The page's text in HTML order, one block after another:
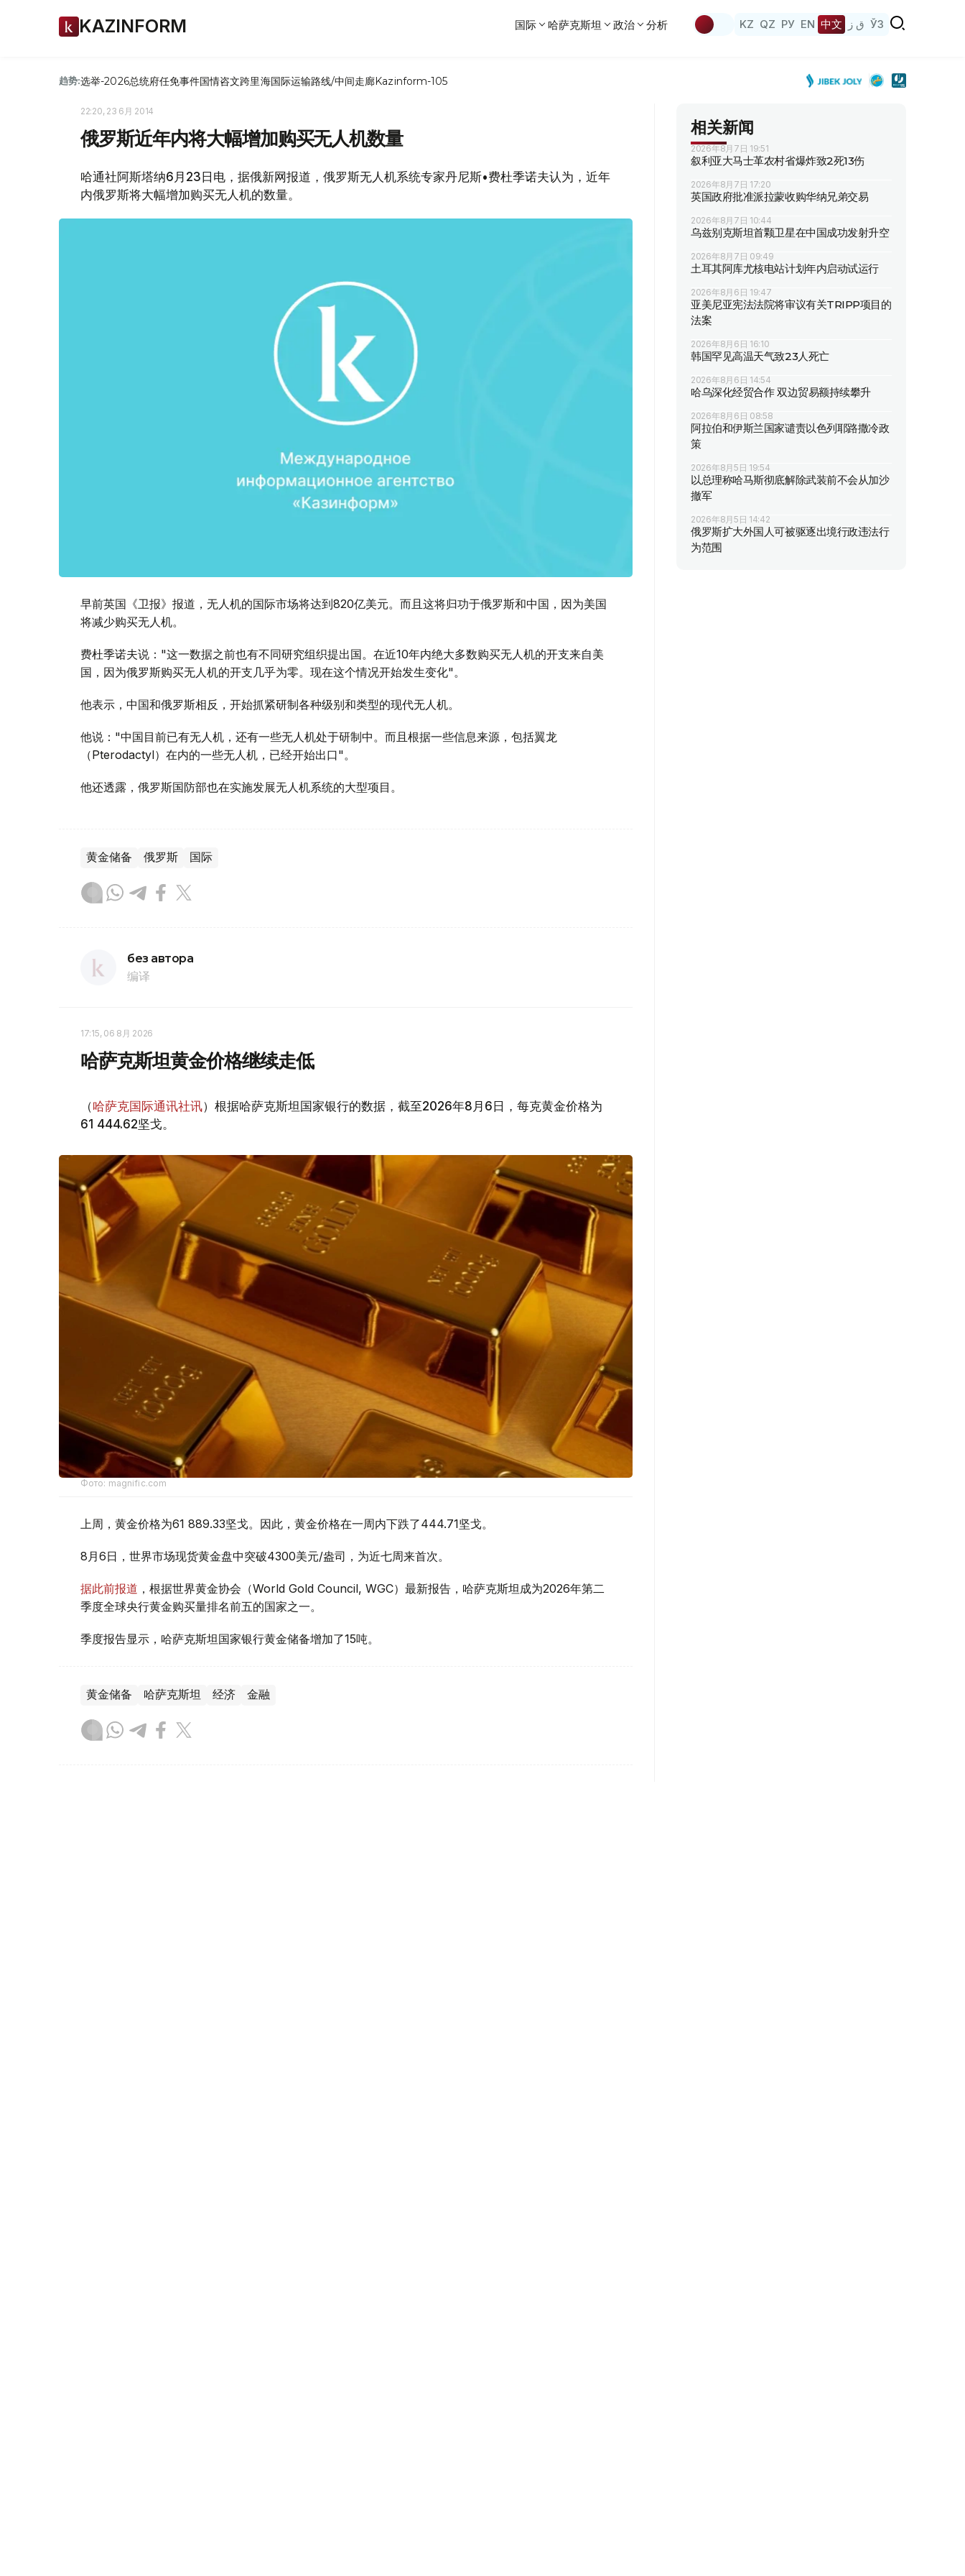
KAZINFORM 国际 哈萨克斯坦 政治 分析 KZ QZ РУ EN 中文 ق ز ЎЗ
趋势:选举-2026总统府任免事件国情咨文跨里海国际运输路线/中间走廊Kazinform-105
22:20, 23 6月 2014
俄罗斯近年内将大幅增加购买无人机数量
哈通社阿斯塔纳6月23日电，据俄新网报道，俄罗斯无人机系统专家丹尼斯•费杜季诺夫认为，近年
内俄罗斯将大幅增加购买无人机的数量。
早前英国《卫报》报道，无人机的国际市场将达到820亿美元。而且这将归功于俄罗斯和中国，因为美国
将减少购买无人机。
费杜季诺夫说："这一数据之前也有不同研究组织提出国。在近10年内绝大多数购买无人机的开支来自美
国，因为俄罗斯购买无人机的开支几乎为零。现在这个情况开始发生变化"。
他表示，中国和俄罗斯相反，开始抓紧研制各种级别和类型的现代无人机。
他说："中国目前已有无人机，还有一些无人机处于研制中。而且根据一些信息来源，包括翼龙
（Pterodactyl）在内的一些无人机，已经开始出口"。
他还透露，俄罗斯国防部也在实施发展无人机系统的大型项目。
黄金储备 俄罗斯 国际
без автора
编译
17:15, 06 8月 2026
哈萨克斯坦黄金价格继续走低
（哈萨克国际通讯社讯）根据哈萨克斯坦国家银行的数据，截至2026年8月6日，每克黄金价格为
61 444.62坚戈。
Фото: magnific.com
上周，黄金价格为61 889.33坚戈。因此，黄金价格在一周内下跌了444.71坚戈。
8月6日，世界市场现货黄金盘中突破4300美元/盎司，为近七周来首次。
据此前报道 ，根据世界黄金协会（World Gold Council, WGC）最新报告，哈萨克斯坦成为2026年第二
季度全球央行黄金购买量排名前五的国家之一。
季度报告显示，哈萨克斯坦国家银行黄金储备增加了15吨。
黄金储备 哈萨克斯坦 经济 金融
相关新闻
2026年8月7日 19:51
叙利亚大马士革农村省爆炸致2死13伤
2026年8月7日 17:20
英国政府批准派拉蒙收购华纳兄弟交易
2026年8月7日 10:44
乌兹别克斯坦首颗卫星在中国成功发射升空
2026年8月7日 09:49
土耳其阿库尤核电站计划年内启动试运行
2026年8月6日 19:47
亚美尼亚宪法法院将审议有关TRIPP项目的
法案
2026年8月6日 16:10
韩国罕见高温天气致23人死亡
2026年8月6日 14:54
哈乌深化经贸合作 双边贸易额持续攀升
2026年8月6日 08:58
阿拉伯和伊斯兰国家谴责以色列耶路撒冷政
策
2026年8月5日 19:54
以总理称哈马斯彻底解除武装前不会从加沙
撤军
2026年8月5日 14:42
俄罗斯扩大外国人可被驱逐出境行政违法行
为范围